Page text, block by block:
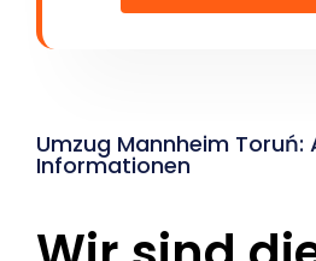
Umzug Mannheim Toruń:
Informationen